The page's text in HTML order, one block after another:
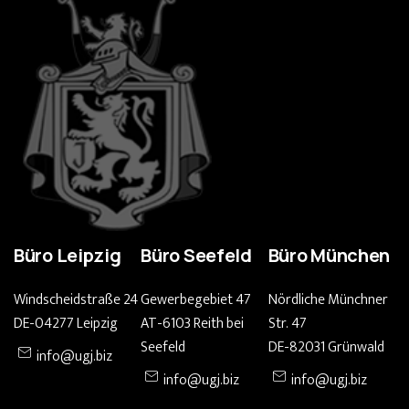
Büro Leipzig
Windscheidstraße 24
DE-04277 Leipzig
info@ugj.biz
Büro Seefeld
Gewerbegebiet 47
AT-6103 Reith bei
Seefeld
info@ugj.biz
Büro München
Nördliche Münchner
Str. 47
DE-82031 Grünwald
info@ugj.biz